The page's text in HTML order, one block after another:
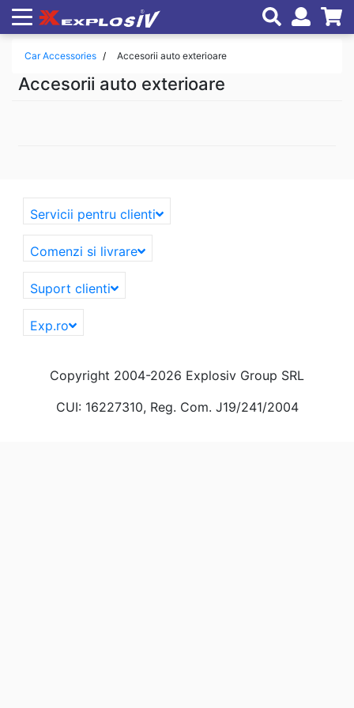
Car Accessories Accesorii auto exterioare
Accesorii auto exterioare
Servicii pentru clienti
Comenzi si livrare
Suport clienti
Exp.ro
Copyright 2004-2026 Explosiv Group SRL
CUI: 16227310, Reg. Com. J19/241/2004